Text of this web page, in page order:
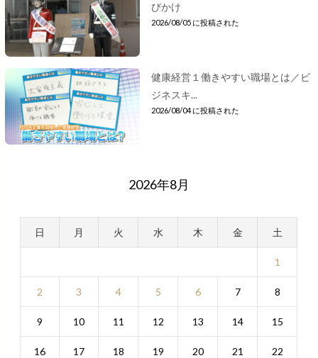
びかけ
2026/08/05 に投稿された
健康経営１働きやすい職場とは／ビ
ジネスキ...
2026/08/04 に投稿された
2026年8月
日 月 火 水 木 金 土
1
2 3 4 5 6 7 8
9 10 11 12 13 14 15
16 17 18 19 20 21 22